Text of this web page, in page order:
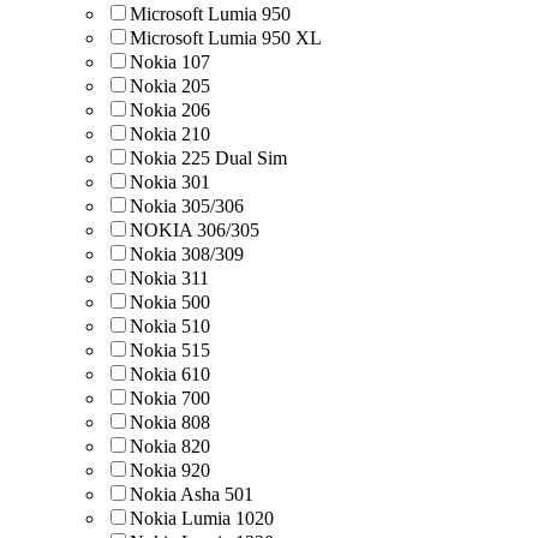
Microsoft Lumia 950
Microsoft Lumia 950 XL
Nokia 107
Nokia 205
Nokia 206
Nokia 210
Nokia 225 Dual Sim
Nokia 301
Nokia 305/306
NOKIA 306/305
Nokia 308/309
Nokia 311
Nokia 500
Nokia 510
Nokia 515
Nokia 610
Nokia 700
Nokia 808
Nokia 820
Nokia 920
Nokia Asha 501
Nokia Lumia 1020